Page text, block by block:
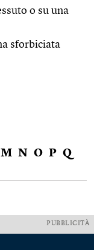
o su una
sforbiciata
M N O P Q
PUBBLICITÀ